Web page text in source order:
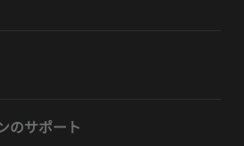
のサポート